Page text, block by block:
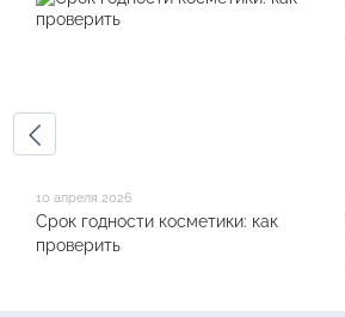
10 апреля 2026
Срок годности косметики: как
проверить